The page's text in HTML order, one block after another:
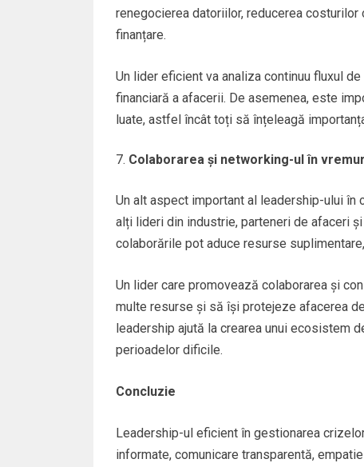
renegocierea datoriilor, reducerea
finanțare.
Un lider eficient va analiza continuu fluxul
financiară a afacerii. De asemenea, este
luate, astfel încât toți să înțeleagă
Colaborarea și networking-ul în
Un alt aspect important al leadership-ului
alți lideri din industrie, parteneri de afaceri
colaborările pot aduce resurse
Un lider care promovează colaborarea și
multe resurse și să își protejeze afacerea
leadership ajută la crearea unui ecosistem
perioadelor dificile.
Concluzie
Leadership-ul eficient în gestionarea
informate, comunicare transparentă,